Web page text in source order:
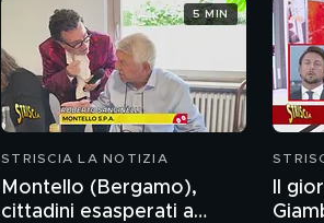
STRISCIA LA NOTIZIA
Montello (Bergamo),
cittadini esasperati a
5 MIN
Il